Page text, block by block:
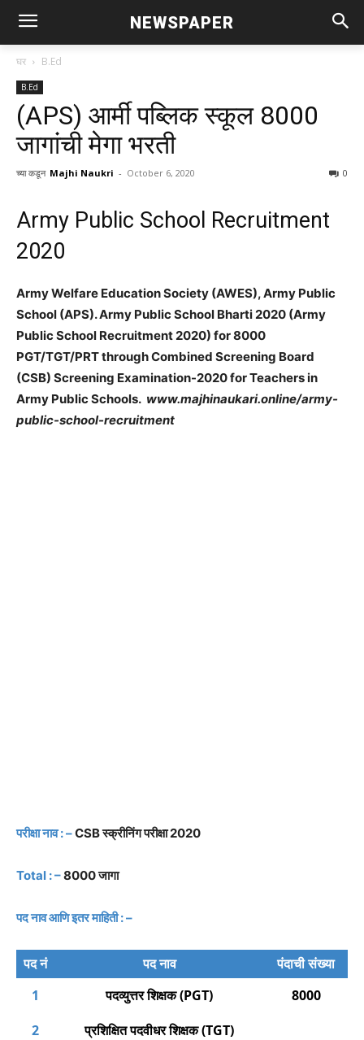
NEWSPAPER
घर B.Ed
B.Ed
(APS) आर्मी पब्लिक स्कूल 8000
जागांची मेगा भरती
च्या कडून Majhi Naukri - October 6, 2020 0
Army Public School Recruitment
2020
Army Welfare Education Society (AWES), Army Public
School (APS). Army Public School Bharti 2020 (Army
Public School Recruitment 2020) for 8000
PGT/TGT/PRT through Combined Screening Board
(CSB) Screening Examination-2020 for Teachers in
Army Public Schools. www.majhinaukari.online/army-
public-school-recruitment
परीक्षा नाव : –CSB स्क्रीनिंग परीक्षा 2020
Total : –8000 जागा
पद नाव आणि इतर माहिती : –
पद नं पद नाव
पंदाची संख्या
1
पदव्युत्तर शिक्षक (PGT)
8000
2
प्रशिक्षित पदवीधर शिक्षक (TGT)